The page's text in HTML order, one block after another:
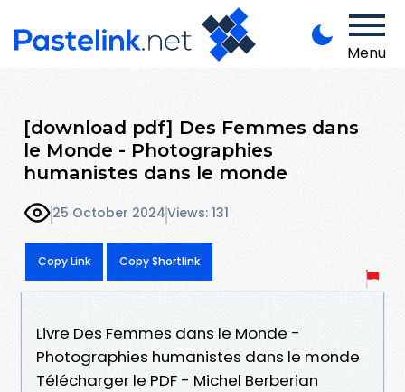
Menu
[download pdf] Des Femmes dans
le Monde - Photographies
humanistes dans le monde
25 October 2024Views: 131
Copy Link Copy Shortlink
Livre Des Femmes dans le Monde -
Photographies humanistes dans le monde
Télécharger le PDF - Michel Berberian